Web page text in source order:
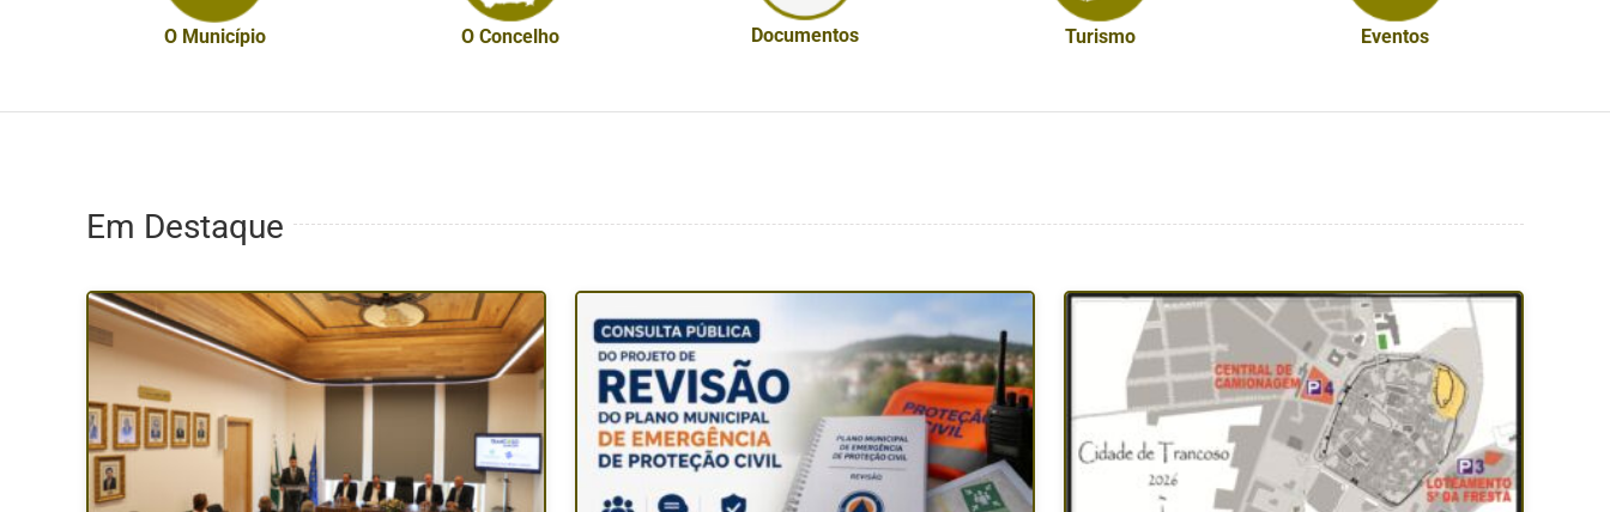
O Município O Concelho Documentos Turismo Eventos
Em Destaque